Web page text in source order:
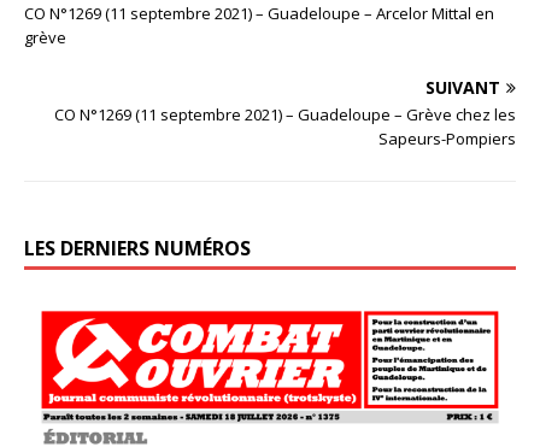
CO N°1269 (11 septembre 2021) – Guadeloupe – Arcelor Mittal en
grève
SUIVANT
CO N°1269 (11 septembre 2021) – Guadeloupe – Grève chez les
Sapeurs-Pompiers
LES DERNIERS NUMÉROS